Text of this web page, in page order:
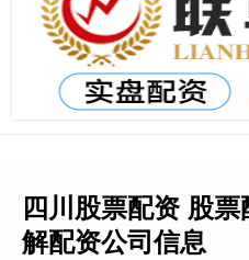
四川股票配资 股
解配资公司信息